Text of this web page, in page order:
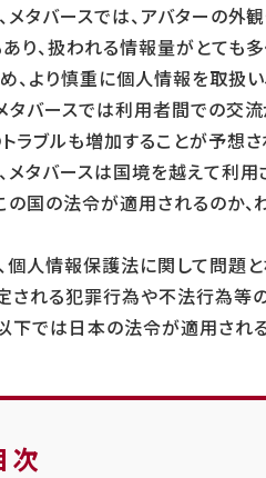
メタバースでは、アバターの
り、扱われる情報量がとても多
、より慎重に個人情報を取扱
タバースでは利用者間での交
ラブルも増加することが予想さ
メタバースは国境を越えて利
の国の法令が適用されるのか、
個人情報保護法に関して問題
される犯罪行為や不法行為等
下では日本の法令が適用され
次